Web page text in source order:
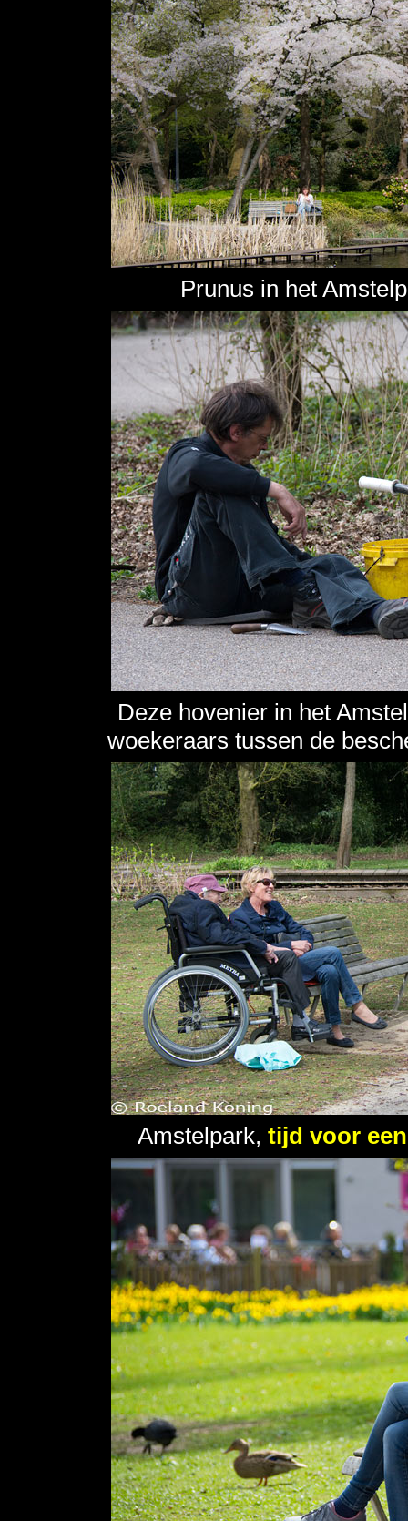
Prunus in het
Deze hovenier in het
woekeraars tussen de
Amstelpark, tijd voor